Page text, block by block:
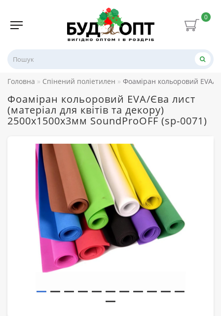
0
Головна Спінений поліетилен Фоаміран кольоровий EVA/
Фоаміран кольоровий EVA/Єва лист
(матеріал для квітів та декору)
2500х1500x3мм SoundProOFF (sp-0071)